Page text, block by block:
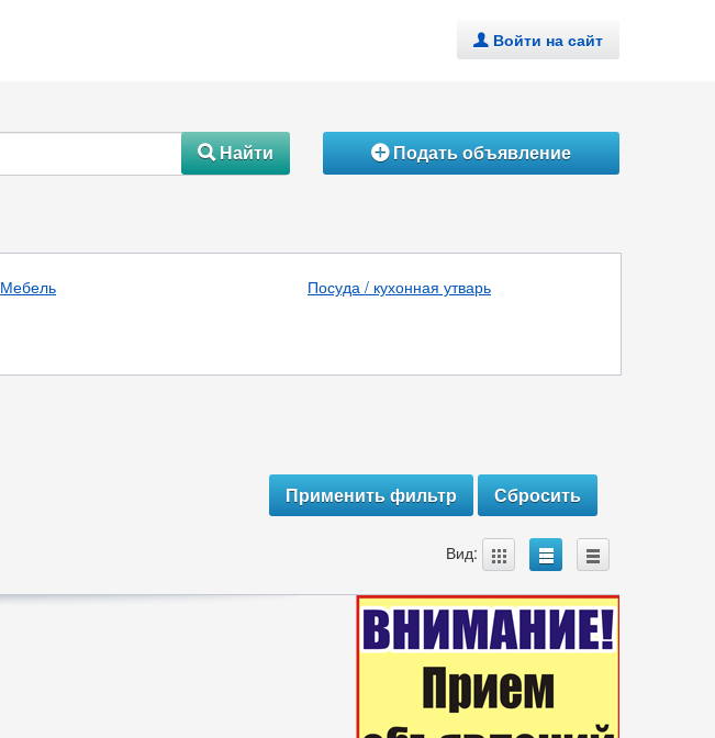
. Войти на сайт
#Найти ÁПодать объявление
Мебель Посуда / кухонная утварь
Вид: A B C